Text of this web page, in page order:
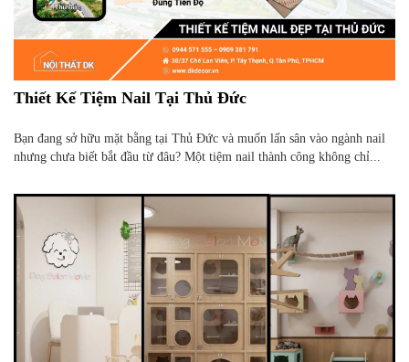
Thiết Kế Tiệm Nail Tại Thủ Đức
Bạn đang sở hữu mặt bằng tại Thủ Đức và muốn lấn sân vào ngành nail
nhưng chưa biết bắt đầu từ đâu? Một tiệm nail thành công không chỉ...